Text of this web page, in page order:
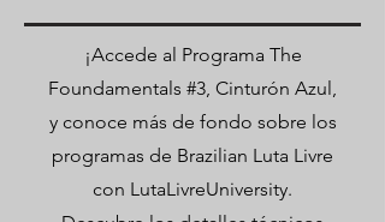
¡Accede al Programa The
Foundamentals #3, Cinturón Azul,
y conoce más de fondo sobre los
programas de Brazilian Luta Livre
con LutaLivreUniversity.